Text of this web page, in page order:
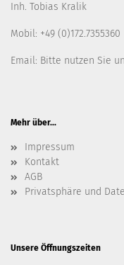
Inh. Tobias Kralik
Mobil: +49 (0)172.7355360
Email: Bitte nutzen Sie
Mehr über...
Impressum
Kontakt
AGB
Privatsphäre und
Unsere Öffnungszeiten